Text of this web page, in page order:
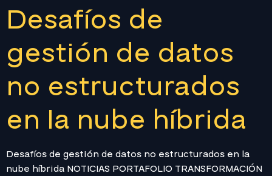
Desafíos de
gestión de datos
no estructurados
en la nube híbrida
Desafíos de gestión de datos no estructurados en la
nube híbrida NOTICIAS PORTAFOLIO TRANSFORMACIÓN